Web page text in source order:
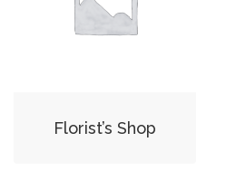
Florist’s Shop